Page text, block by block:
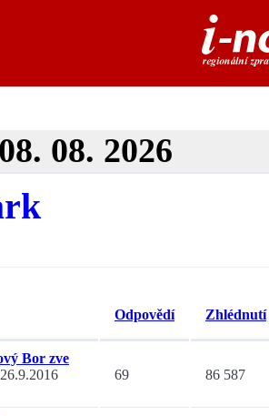
08. 08. 2026
Odpovědí Zhlédnutí
Bor zve
26.9.2016
69 86 587